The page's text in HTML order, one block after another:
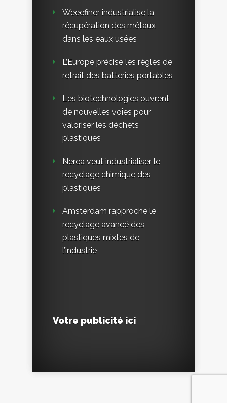
Weeefiner industrialise la
récupération des métaux
dans les eaux usées
L’Europe précise les règles de
retrait des batteries portables
Les biotechnologies ouvrent
de nouvelles voies pour
valoriser les déchets
plastiques
Nerea veut industrialiser le
recyclage chimique des
plastiques
Amsterdam rapproche le
recyclage avancé des
plastiques mixtes de
l’industrie
Votre publicité ici